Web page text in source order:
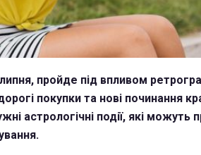
пройде під впливом
покупки та нові починання
астрологічні події, які можуть